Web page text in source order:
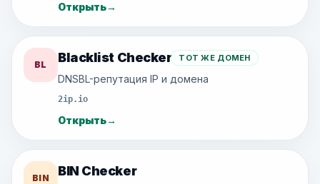
Открыть→
BL Blacklist Checker ТОТ ЖЕ ДОМЕН
DNSBL-репутация IP и домена
2ip.io
Открыть→
BIN BIN Checker